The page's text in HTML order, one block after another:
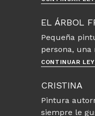
EL ÁRBOL
Pequeña
persona,
CONTINUAR
CRISTINA
Pintura
siempre le